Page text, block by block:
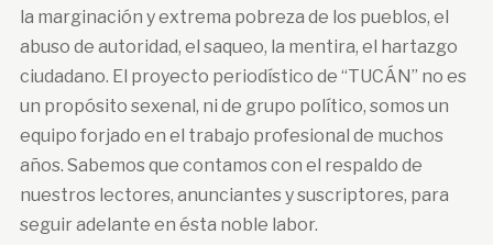
la marginación y extrema pobreza de los pueblos, el
abuso de autoridad, el saqueo, la mentira, el hartazgo
ciudadano. El proyecto periodístico de “TUCÁN” no es
un propósito sexenal, ni de grupo político, somos un
equipo forjado en el trabajo profesional de muchos
años. Sabemos que contamos con el respaldo de
nuestros lectores, anunciantes y suscriptores, para
seguir adelante en ésta noble labor.